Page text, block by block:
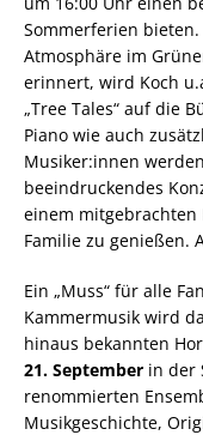
Sommerferien
Atmosphäre im
erinnert, wird Koch
„Tree Tales“ auf die
Piano wie auch
Musiker:innen
beeindruckendes
einem mitgebrachten
Familie zu genießen.
Ein „Muss“ für alle
Kammermusik wird
hinaus bekannten
21. September in der
renommierten
Musikgeschichte,